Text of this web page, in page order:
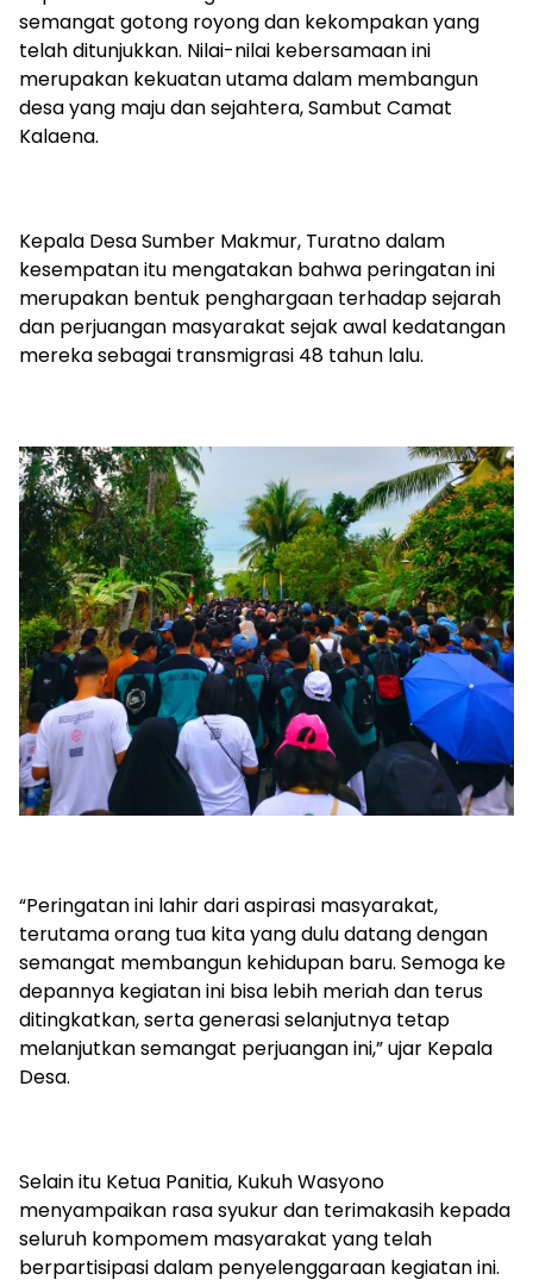
semangat gotong royong dan kekompakan yang
telah ditunjukkan. Nilai-nilai kebersamaan ini
merupakan kekuatan utama dalam membangun
desa yang maju dan sejahtera, Sambut Camat
Kalaena.
Kepala Desa Sumber Makmur, Turatno dalam
kesempatan itu mengatakan bahwa peringatan ini
merupakan bentuk penghargaan terhadap sejarah
dan perjuangan masyarakat sejak awal kedatangan
mereka sebagai transmigrasi 48 tahun lalu.
“Peringatan ini lahir dari aspirasi masyarakat,
terutama orang tua kita yang dulu datang dengan
semangat membangun kehidupan baru. Semoga ke
depannya kegiatan ini bisa lebih meriah dan terus
ditingkatkan, serta generasi selanjutnya tetap
melanjutkan semangat perjuangan ini,” ujar Kepala
Desa.
Selain itu Ketua Panitia, Kukuh Wasyono
menyampaikan rasa syukur dan terimakasih kepada
seluruh kompomem masyarakat yang telah
berpartisipasi dalam penyelenggaraan kegiatan ini.